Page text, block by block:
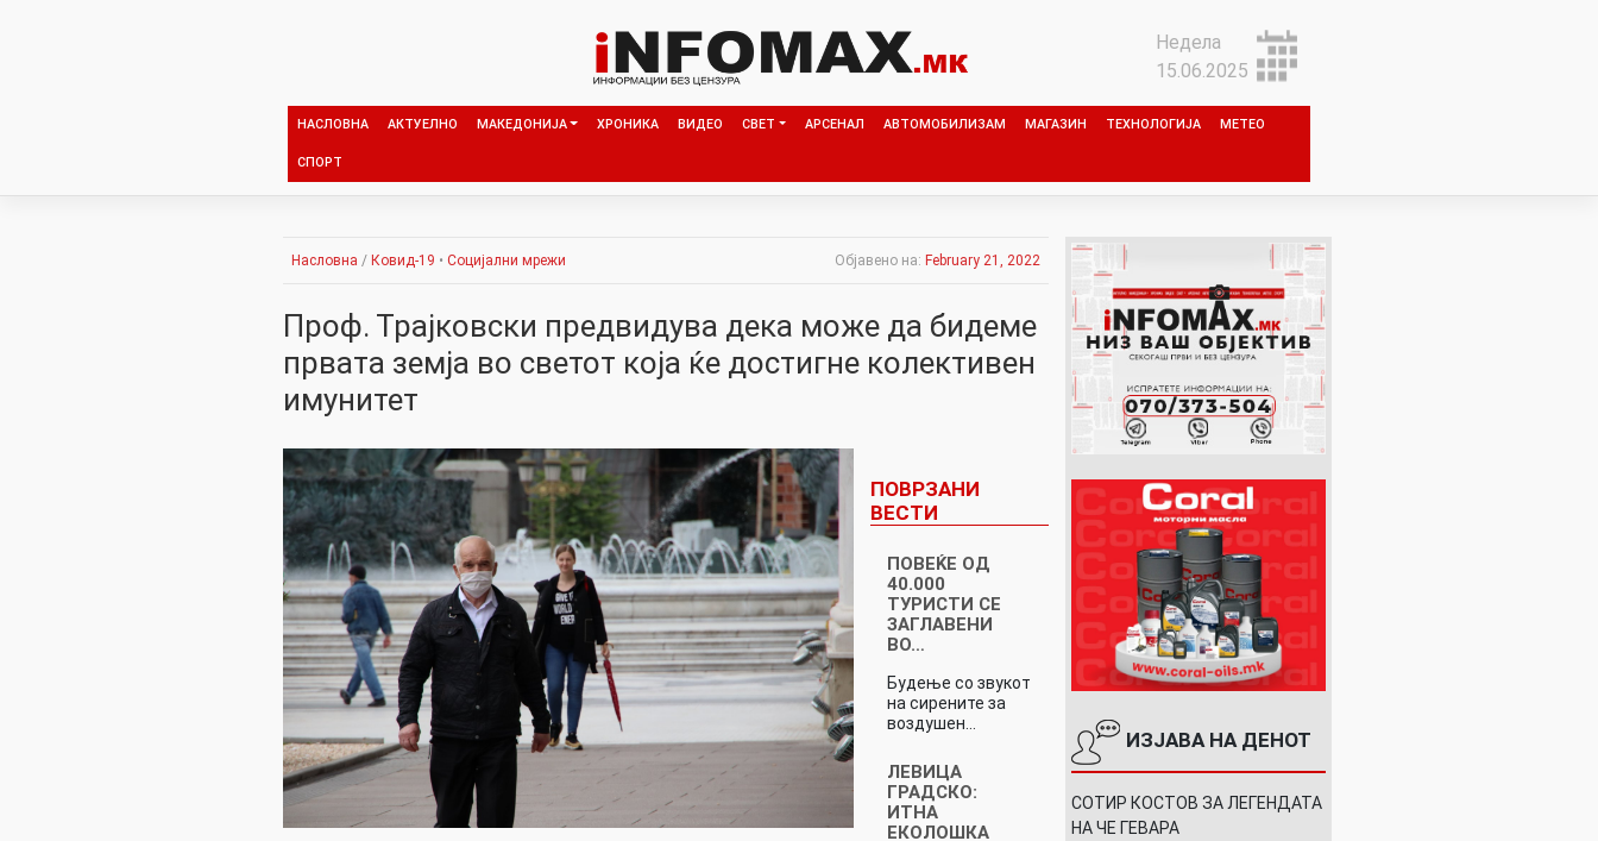
Недела
15.06.2025
НАСЛОВНА АКТУЕЛНО МАКЕДОНИЈА ХРОНИКА ВИДЕО СВЕТ АРСЕНАЛ АВТОМОБИЛИЗАМ МАГАЗИН ТЕХНОЛОГИЈА МЕТЕО
СПОРТ
Насловна / Ковид-19 • Социјални мрежи Објавено на: February 21, 2022
Проф. Трајковски предвидува дека може да бидеме
првата земја во светот која ќе достигне колективен
имунитет
ПОВРЗАНИ
ВЕСТИ
ПОВЕЌЕ ОД
40.000
ТУРИСТИ СЕ
ЗАГЛАВЕНИ
ВО…
Будење со звукот
на сирените за
воздушен…
ЛЕВИЦА
ГРАДСКО:
ИТНА
ЕКОЛОШКА
ИЗЈАВА НА ДЕНОТ
СОТИР КОСТОВ ЗА ЛЕГЕНДАТА
НА ЧЕ ГЕВАРА